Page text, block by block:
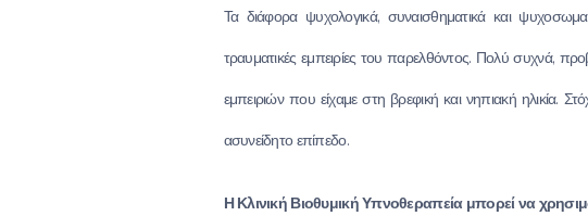
Τα διάφορα ψυχολογικά, συναισθηματικά και
τραυματικές εμπειρίες του παρελθόντος. Πολύ συχνά,
εμπειριών που είχαμε στη βρεφική και νηπιακή ηλικία.
ασυνείδητο επίπεδο.
Η Κλινική Βιοθυμική Υπνοθεραπεία μπορεί να